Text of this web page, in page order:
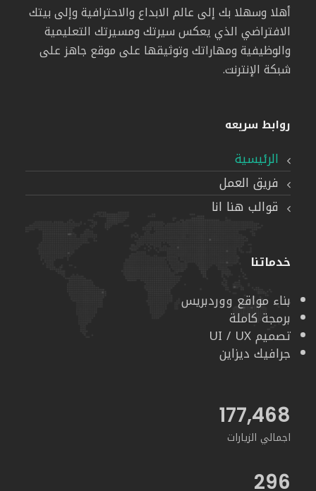
أهلا وسهلا بك إلى عالم الابداع والاحترافية وإلى بيتك
الافتراضي الذي يعكس سيرتك ومسيرتك التعليمية
والوظيفية ومهاراتك وتوثيقها على موقع جاهز على
شبكة الإنترنت.
روابط سريعه
الرئيسية
فريق العمل
قوالب هنا انا
خدماتنا
بناء مواقع ووردبريس
برمجة كاملة
تصميم UI / UX
جرافيك ديزاين
200,354
اجمالي الزيارات
296